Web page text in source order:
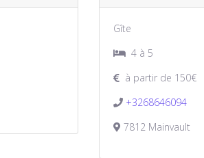
Gîte
4 à 5
à partir de 150€
+3268646094
7812 Mainvault